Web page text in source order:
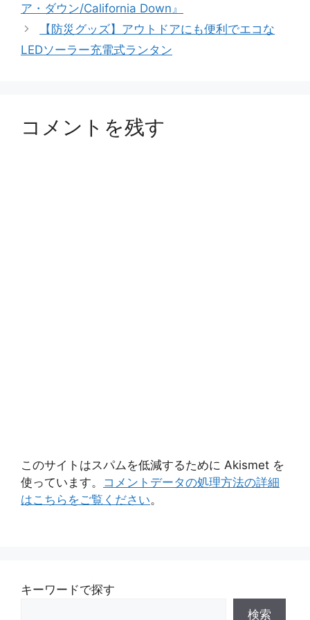
ー
ア・ダウン/California Down』
【防災グッズ】アウトドアにも便利でエコな
LEDソーラー充電式ランタン
コメントを残す
このサイトはスパムを低減するために Akismet を
使っています。 コメントデータの処理方法の詳細
はこちらをご覧ください。
キーワードで探す
検索